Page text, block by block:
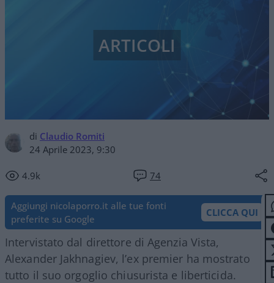
di Claudio Romiti
24 Aprile 2023, 9:30
4.9k 74
ARTICOLI
Aggiungi nicolaporro.it alle tue fonti
preferite su Google
CLICCA QUI
Intervistato dal direttore di Agenzia Vista,
Alexander Jakhnagiev, l’ex premier ha mostrato
tutto il suo orgoglio chiusurista e liberticida.